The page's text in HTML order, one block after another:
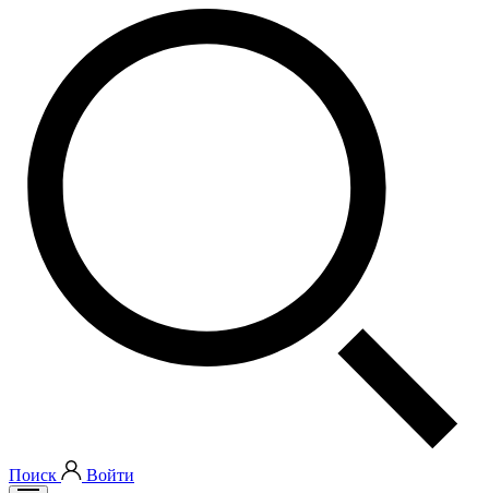
Поиск Войти